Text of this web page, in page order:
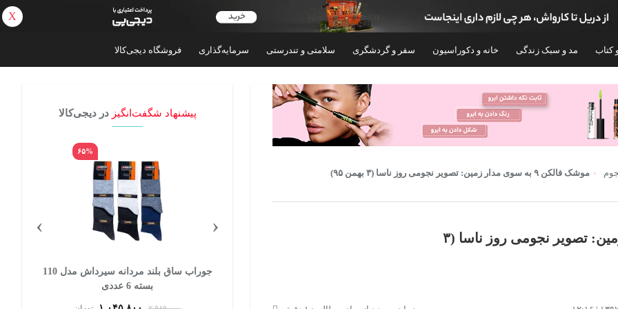
کتاب مد و سبک زندگی خانه و دکوراسیون سفر و گردشگری سلامتی و تندرستی سرمایه‌گذاری فروشگاه دیجی‌کالا
موشک فالکن ۹ به سوی مدار زمین: تصویر نجومی روز ناسا (۳ بهمن ۹۵)
موشک فالکن ۹ به سوی مدار زمین: تصویر نجومی روز ناسا (۳
پیشنهاد شگفت‌انگیز در دیجی‌کالا
۶۵%
جوراب ساق بلند مردانه سیرداش مدل 110
بسته 6 عددی
‹
›
X